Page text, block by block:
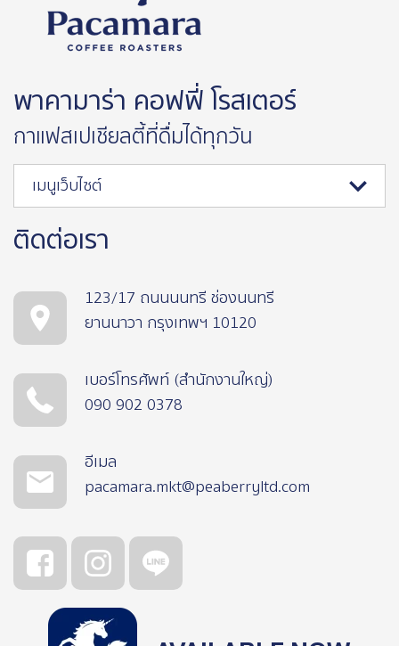
พาคามาร่า คอฟฟี่ โรสเตอร์
กาแฟสเปเชียลตี้ที่ดื่มได้ทุกวัน
เมนูเว็บไซต์
ติดต่อเรา
123/17 ถนนนนทรี ช่องนนทรี
ยานนาวา กรุงเทพฯ 10120
เบอร์โทรศัพท์ (สำนักงานใหญ่)
090 902 0378
อีเมล
pacamara.mkt@peaberryltd.com